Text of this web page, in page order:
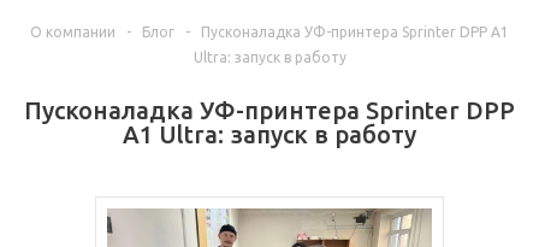
О компании - Блог -
Пусконаладка УФ-принтера Sprinter DPP A1
Ultra: запуск в работу
Пусконаладка УФ-принтера Sprinter DPP
A1 Ultra: запуск в работу